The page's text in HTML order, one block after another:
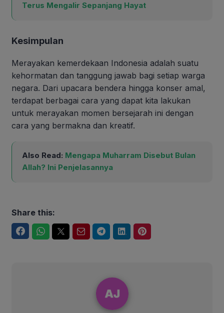
Terus Mengalir Sepanjang Hayat
Kesimpulan
Merayakan kemerdekaan Indonesia adalah suatu
kehormatan dan tanggung jawab bagi setiap warga
negara. Dari upacara bendera hingga konser amal,
terdapat berbagai cara yang dapat kita lakukan
untuk merayakan momen bersejarah ini dengan
cara yang bermakna dan kreatif.
Also Read: Mengapa Muharram Disebut Bulan
Allah? Ini Penjelasannya
Share this: